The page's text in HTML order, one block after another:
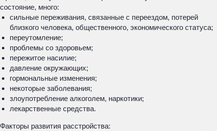
состояние, много:
сильные переживания, связанные с переездом, потерей
близкого человека, общественного, экономического статуса;
переутомление;
проблемы со здоровьем;
пережитое насилие;
давление окружающих;
гормональные изменения;
некоторые заболевания;
злоупотребление алкоголем, наркотики;
лекарственные средства.
Факторы развития расстройства: